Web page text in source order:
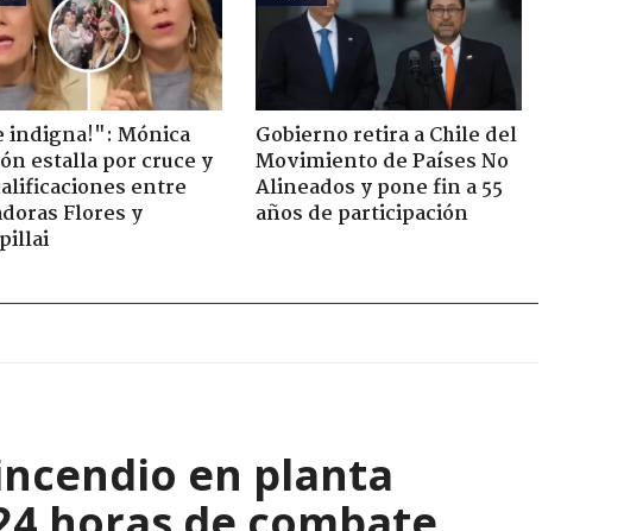
indigna!": Mónica
estalla por cruce y
entre
Flores y
Gobierno retira a Chile del
Movimiento de Países No
Alineados y pone fin a 55
años de participación
en planta